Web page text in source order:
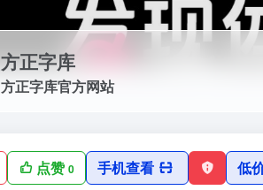
方正字库
方正字库官方网站
点赞0 手机查看 低